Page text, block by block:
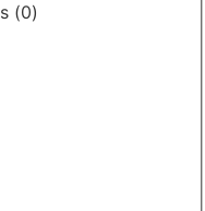
(0)